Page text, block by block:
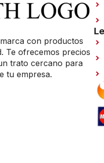
con productos
Te ofrecemos precios
trato cercano para
tu empresa.